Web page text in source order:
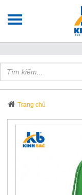
Chào mừng bạn đến với
Trang chủ